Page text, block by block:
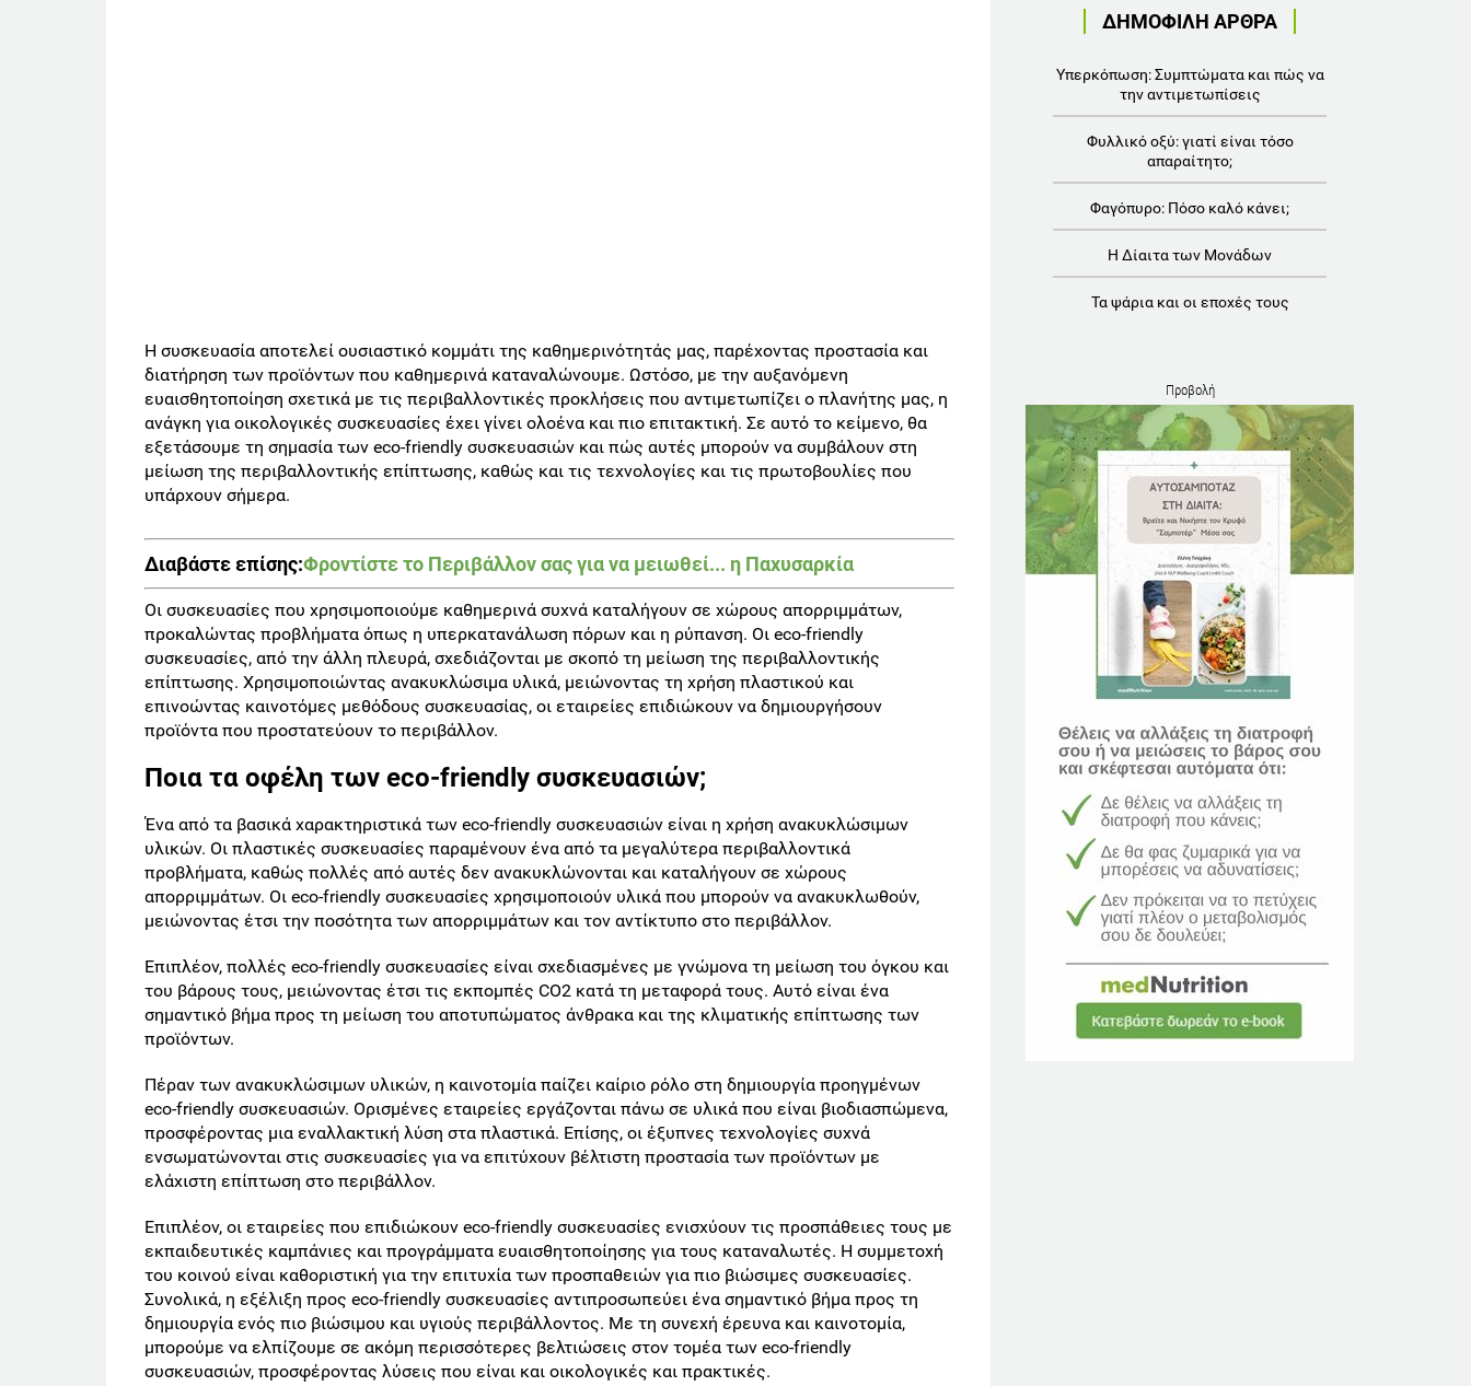
Η συσκευασία αποτελεί ουσιαστικό κομμάτι της καθημερινότητάς μας, παρέχοντας προστασία και
διατήρηση των προϊόντων που καθημερινά καταναλώνουμε. Ωστόσο, με την αυξανόμενη
ευαισθητοποίηση σχετικά με τις περιβαλλοντικές προκλήσεις που αντιμετωπίζει ο πλανήτης μας, η
ανάγκη για οικολογικές συσκευασίες έχει γίνει ολοένα και πιο επιτακτική. Σε αυτό το κείμενο, θα
εξετάσουμε τη σημασία των eco-friendly συσκευασιών και πώς αυτές μπορούν να συμβάλουν στη
μείωση της περιβαλλοντικής επίπτωσης, καθώς και τις τεχνολογίες και τις πρωτοβουλίες που
υπάρχουν σήμερα.
Διαβάστε επίσης:Φροντίστε το Περιβάλλον σας για να μειωθεί... η Παχυσαρκία
Οι συσκευασίες που χρησιμοποιούμε καθημερινά συχνά καταλήγουν σε χώρους απορριμμάτων,
προκαλώντας προβλήματα όπως η υπερκατανάλωση πόρων και η ρύπανση. Οι eco-friendly
συσκευασίες, από την άλλη πλευρά, σχεδιάζονται με σκοπό τη μείωση της περιβαλλοντικής
επίπτωσης. Χρησιμοποιώντας ανακυκλώσιμα υλικά, μειώνοντας τη χρήση πλαστικού και
επινοώντας καινοτόμες μεθόδους συσκευασίας, οι εταιρείες επιδιώκουν να δημιουργήσουν
προϊόντα που προστατεύουν το περιβάλλον.
Ποια τα οφέλη των eco-friendly συσκευασιών;
Ένα από τα βασικά χαρακτηριστικά των eco-friendly συσκευασιών είναι η χρήση ανακυκλώσιμων
υλικών. Οι πλαστικές συσκευασίες παραμένουν ένα από τα μεγαλύτερα περιβαλλοντικά
προβλήματα, καθώς πολλές από αυτές δεν ανακυκλώνονται και καταλήγουν σε χώρους
απορριμμάτων. Οι eco-friendly συσκευασίες χρησιμοποιούν υλικά που μπορούν να ανακυκλωθούν,
μειώνοντας έτσι την ποσότητα των απορριμμάτων και τον αντίκτυπο στο περιβάλλον.
Eπιπλέον, πολλές eco-friendly συσκευασίες είναι σχεδιασμένες με γνώμονα τη μείωση του όγκου και
του βάρους τους, μειώνοντας έτσι τις εκπομπές CO2 κατά τη μεταφορά τους. Αυτό είναι ένα
σημαντικό βήμα προς τη μείωση του αποτυπώματος άνθρακα και της κλιματικής επίπτωσης των
προϊόντων.
Πέραν των ανακυκλώσιμων υλικών, η καινοτομία παίζει καίριο ρόλο στη δημιουργία προηγμένων
eco-friendly συσκευασιών. Ορισμένες εταιρείες εργάζονται πάνω σε υλικά που είναι βιοδιασπώμενα,
προσφέροντας μια εναλλακτική λύση στα πλαστικά. Επίσης, οι έξυπνες τεχνολογίες συχνά
ενσωματώνονται στις συσκευασίες για να επιτύχουν βέλτιστη προστασία των προϊόντων με
ελάχιστη επίπτωση στο περιβάλλον.
Επιπλέον, οι εταιρείες που επιδιώκουν eco-friendly συσκευασίες ενισχύουν τις προσπάθειες τους με
εκπαιδευτικές καμπάνιες και προγράμματα ευαισθητοποίησης για τους καταναλωτές. Η συμμετοχή
του κοινού είναι καθοριστική για την επιτυχία των προσπαθειών για πιο βιώσιμες συσκευασίες.
Συνολικά, η εξέλιξη προς eco-friendly συσκευασίες αντιπροσωπεύει ένα σημαντικό βήμα προς τη
δημιουργία ενός πιο βιώσιμου και υγιούς περιβάλλοντος. Με τη συνεχή έρευνα και καινοτομία,
μπορούμε να ελπίζουμε σε ακόμη περισσότερες βελτιώσεις στον τομέα των eco-friendly
συσκευασιών, προσφέροντας λύσεις που είναι και οικολογικές και πρακτικές.
ΔΗΜΟΦΙΛΗ ΑΡΘΡΑ
Υπερκόπωση: Συμπτώματα και πώς να
την αντιμετωπίσεις
Φυλλικό οξύ: γιατί είναι τόσο
απαραίτητο;
Φαγόπυρο: Πόσο καλό κάνει;
Η Δίαιτα των Μονάδων
Τα ψάρια και οι εποχές τους
Προβολή